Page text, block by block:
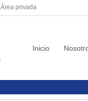
Área privada
Inicio